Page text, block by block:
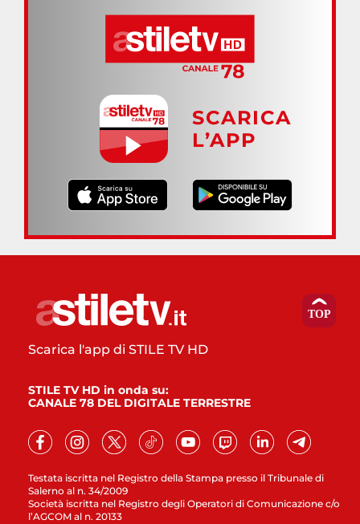
SCARICA
L’APP
Testata iscritta nel Registro della Stampa presso il Tribunale di
Salerno al n. 34/2009
Società iscritta nel Registro degli Operatori di Comunicazione c/o
l’AGCOM al n. 20133
Scarica l'app di STILE TV HD
STILE TV HD in onda su:
CANALE 78 DEL DIGITALE TERRESTRE